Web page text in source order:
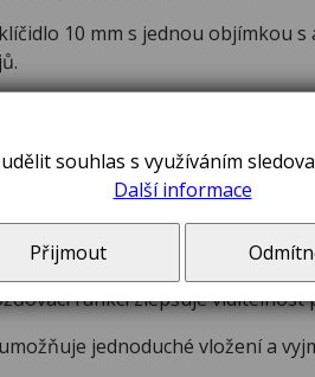
10 mm s jednou objímkou
povrch zaručují dokonalý
a pohodlnou obsluhu,
ventilátorem zaručuje
převodovka zaručují
funkcí zlepšuje viditelnost
jednoduché vložení a
souhlas s využíváním
Další informace
Přijmout